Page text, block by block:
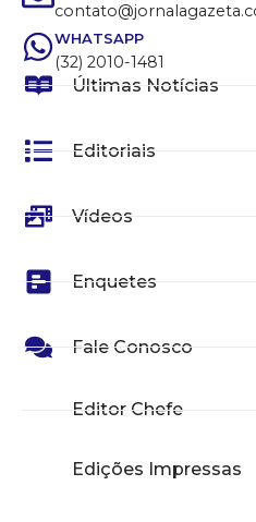
WHATSAPP
(32) 2010-1481
Últimas Notícias
Editoriais
Vídeos
Enquetes
Fale Conosco
Editor Chefe
Edições Impressas